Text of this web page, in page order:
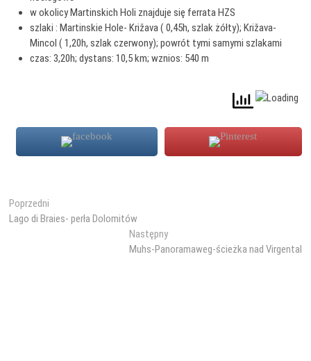
w okolicy Martinskich Holi znajduje się ferrata HZS
szlaki : Martinskie Hole- Križava ( 0,45h, szlak żółty); Križava-
Mincol ( 1,20h, szlak czerwony); powrót tymi samymi szlakami
czas: 3,20h; dystans: 10,5 km; wznios: 540 m
Nawigacja
wpisu
Poprzedni
wpis:
Lago di Braies- perła Dolomitów
NastępnyNastępny
wpis:
Muhs-Panoramaweg-ścieżka nad Virgental